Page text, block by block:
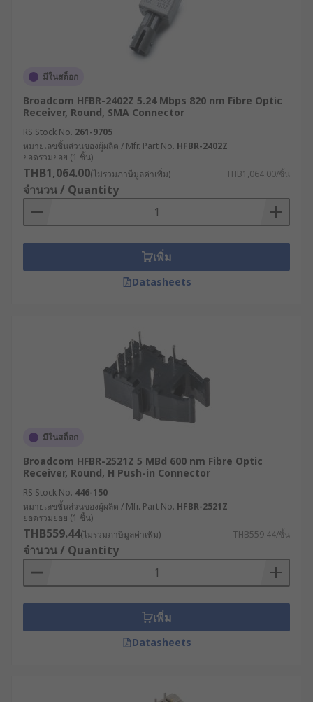
มีในสต็อก
Broadcom HFBR-2402Z 5.24 Mbps 820 nm Fibre Optic
Receiver, Round, SMA Connector
RS Stock No. 261-9705
หมายเลขชิ้นส่วนของผู้ผลิต / Mfr. Part No. HFBR-2402Z
ยอดรวมย่อย (1 ชิ้น)
THB1,064.00(ไม่รวมภาษีมูลค่าเพิ่ม) THB1,064.00/ชิ้น
จำนวน / Quantity
เพิ่ม
Datasheets
มีในสต็อก
Broadcom HFBR-2521Z 5 MBd 600 nm Fibre Optic
Receiver, Round, H Push-in Connector
RS Stock No. 446-150
หมายเลขชิ้นส่วนของผู้ผลิต / Mfr. Part No. HFBR-2521Z
ยอดรวมย่อย (1 ชิ้น)
THB559.44(ไม่รวมภาษีมูลค่าเพิ่ม) THB559.44/ชิ้น
จำนวน / Quantity
เพิ่ม
Datasheets